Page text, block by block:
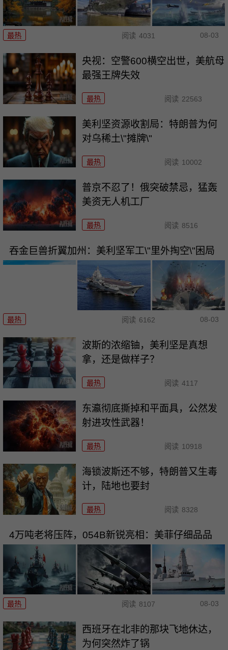
最热 阅读 4031 08-03
央视：空警600横空出世，美航母
最强王牌失效
最热 阅读 22563
美利坚资源收割局：特朗普为何
对乌稀土\"摊牌\"
最热 阅读 10002
普京不忍了！俄突破禁忌，猛轰
美资无人机工厂
最热 阅读 8516
吞金巨兽折翼加州：美利坚军工\"里外掏空\"困局
最热 阅读 6162 08-03
波斯的浓缩铀，美利坚是真想
拿，还是做样子？
最热 阅读 4117
东瀛彻底撕掉和平面具，公然发
射进攻性武器！
最热 阅读 10918
海锁波斯还不够，特朗普又生毒
计，陆地也要封
最热 阅读 8328
4万吨老将压阵，054B新锐亮相：美菲仔细品品
最热 阅读 8107 08-03
西班牙在北非的那块飞地休达，
为何突然炸了锅